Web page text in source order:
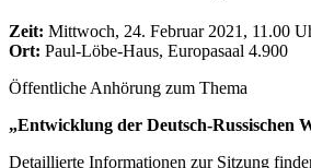
Zeit: Mittwoch, 24. Februar 2021, 11.00
Ort: Paul-Löbe-Haus, Europasaal 4.900
Öffentliche Anhörung zum Thema
„Entwicklung der Deutsch-Russischen
Detaillierte Informationen zur Sitzung